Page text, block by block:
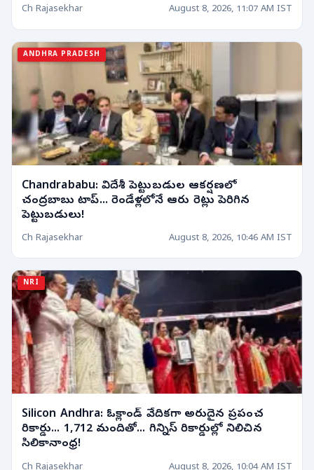
Ch Rajasekhar August 8, 2026, 11:07 AM IST
ANDHRA PRADESH
Chandrababu: విదేశీ పెట్టుబడుల ఆకర్షణలో
చంద్రబాబు టాప్... రెండేళ్లలోనే ఆరు రెట్లు పెరిగిన
పెట్టుబడులు!
Ch Rajasekhar August 8, 2026, 10:46 AM IST
NRI
Silicon Andhra: ఓక్లాండ్ వేదికగా అరుదైన ప్రపంచ
రికార్డు... 1,712 మందితో... గిన్నిస్ రికార్డుల్లో నిలిచిన
సిలికానాంధ్ర!
Ch Rajasekhar August 8, 2026, 10:04 AM IST